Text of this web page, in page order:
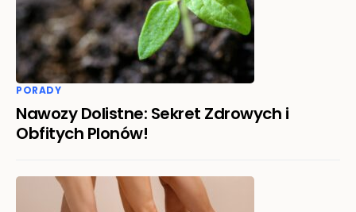
PORADY
Nawozy Dolistne: Sekret Zdrowych i
Obfitych Plonów!